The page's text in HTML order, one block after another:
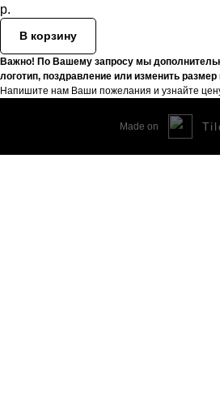
р.
В корзину
Важно! По Вашему запросу мы
логотип, поздравление или изменить размер
Напишите нам Ваши пожелания и узнайте
Made on